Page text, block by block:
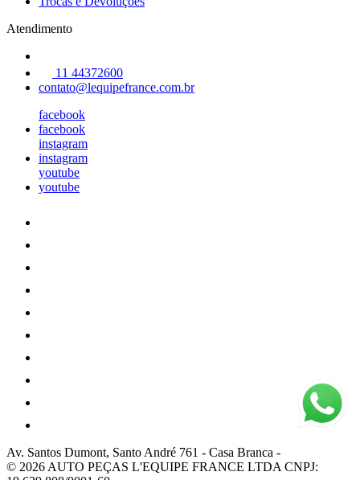
Atendimento
11 44372600
contato@lequipefrance.com.br
facebook
facebook
instagram
instagram
youtube
youtube
Av. Santos Dumont, Santo André 761 - Casa Branca -
© 2026 AUTO PEÇAS L'EQUIPE FRANCE LTDA CNPJ: